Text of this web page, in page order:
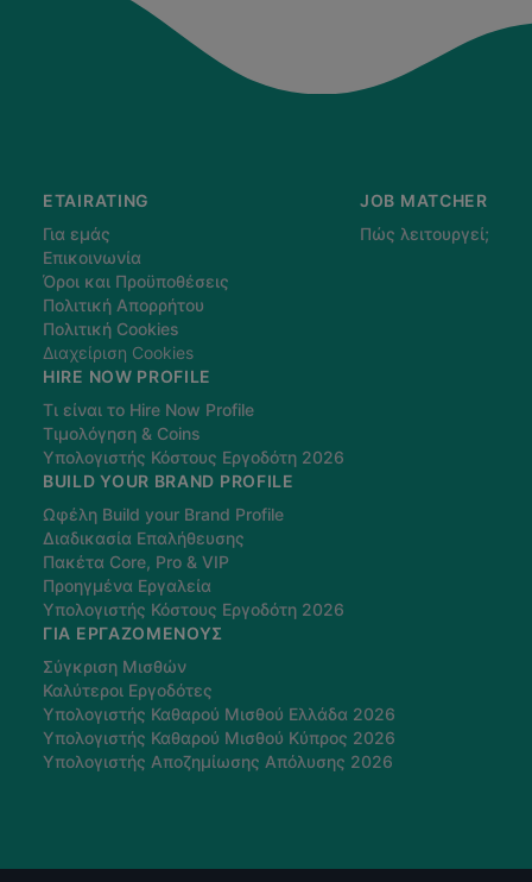
ETAIRATING
Για εμάς
Επικοινωνία
Όροι και Προϋποθέσεις
Πολιτική Απορρήτου
Πολιτική Cookies
Διαχείριση Cookies
JOB MATCHER
Πώς λειτουργεί;
HIRE NOW PROFILE
Τι είναι το Hire Now Profile
Τιμολόγηση & Coins
Υπολογιστής Κόστους Εργοδότη 2026
BUILD YOUR BRAND PROFILE
Ωφέλη Build your Brand Profile
Διαδικασία Επαλήθευσης
Πακέτα Core, Pro & VIP
Προηγμένα Εργαλεία
Υπολογιστής Κόστους Εργοδότη 2026
ΓΙΑ ΕΡΓΑΖΌΜΕΝΟΥΣ
Σύγκριση Μισθών
Καλύτεροι Εργοδότες
Υπολογιστής Καθαρού Μισθού Ελλάδα 2026
Υπολογιστής Καθαρού Μισθού Κύπρος 2026
Υπολογιστής Αποζημίωσης Απόλυσης 2026